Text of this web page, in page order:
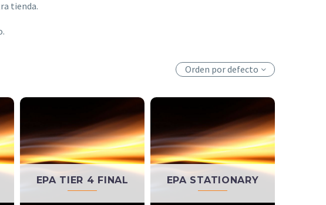
tienda.
Orden por defecto
EPA TIER 4 FINAL EPA STATIONARY